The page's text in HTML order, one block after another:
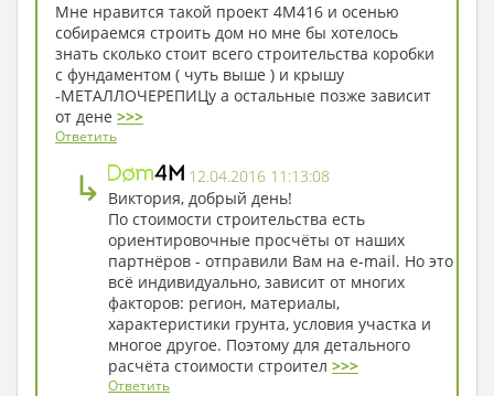
Мне нравится такой проект 4M416 и осенью
собираемся строить дом но мне бы хотелось
знать сколько стоит всего строительства коробки
с фундаментом ( чуть выше ) и крышу
-МЕТАЛЛОЧЕРЕПИЦу а остальные позже зависит
от дене >>>
Ответить
↳
12.04.2016 11:13:08
Виктория, добрый день!
По стоимости строительства есть
ориентировочные просчёты от наших
партнёров - отправили Вам на e-mail. Но это
всё индивидуально, зависит от многих
факторов: регион, материалы,
характеристики грунта, условия участка и
многое другое. Поэтому для детального
расчёта стоимости строител >>>
Ответить